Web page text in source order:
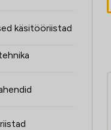
käsitööriistad